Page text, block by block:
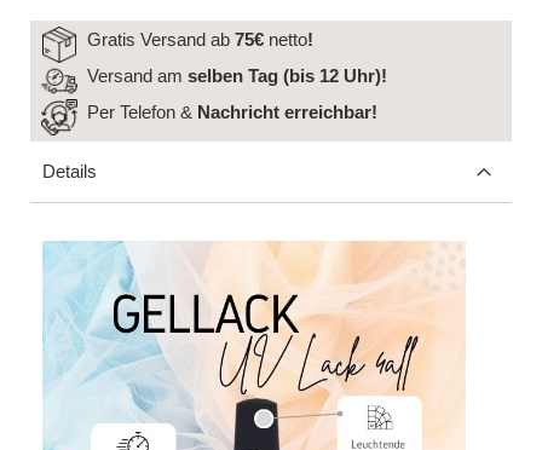
Gratis Versand ab 75€ netto!
Versand am selben Tag (bis 12 Uhr)!
Per Telefon & Nachricht erreichbar!
Details